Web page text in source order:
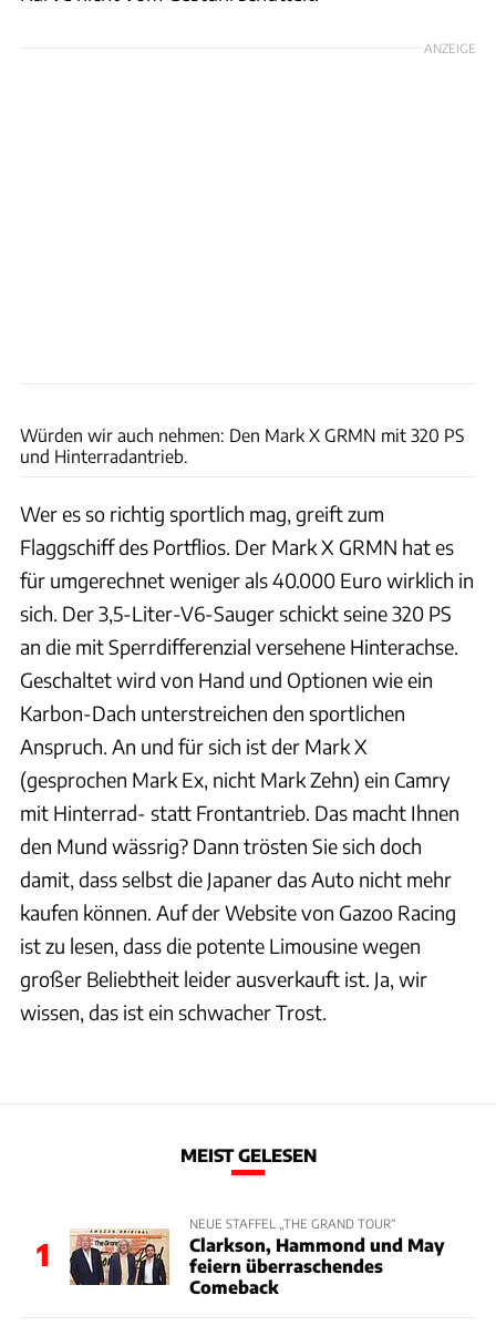
ANZEIGE
Würden wir auch nehmen: Den Mark X GRMN mit 320 PS
und Hinterradantrieb.
Wer es so richtig sportlich mag, greift zum
Flaggschiff des Portflios. Der Mark X GRMN hat es
für umgerechnet weniger als 40.000 Euro wirklich in
sich. Der 3,5-Liter-V6-Sauger schickt seine 320 PS
an die mit Sperrdifferenzial versehene Hinterachse.
Geschaltet wird von Hand und Optionen wie ein
Karbon-Dach unterstreichen den sportlichen
Anspruch. An und für sich ist der Mark X
(gesprochen Mark Ex, nicht Mark Zehn) ein Camry
mit Hinterrad- statt Frontantrieb. Das macht Ihnen
den Mund wässrig? Dann trösten Sie sich doch
damit, dass selbst die Japaner das Auto nicht mehr
kaufen können. Auf der Website von Gazoo Racing
ist zu lesen, dass die potente Limousine wegen
großer Beliebtheit leider ausverkauft ist. Ja, wir
wissen, das ist ein schwacher Trost.
MEIST GELESEN
1
NEUE STAFFEL „THE GRAND TOUR“
Clarkson, Hammond und May
feiern überraschendes
Comeback